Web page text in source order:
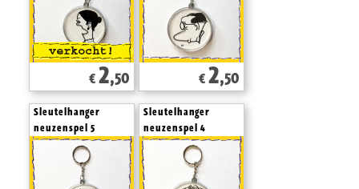
€ 2,50 € 2,50
Sleutelhanger
neuzenspel 5
Sleutelhanger
neuzenspel 4